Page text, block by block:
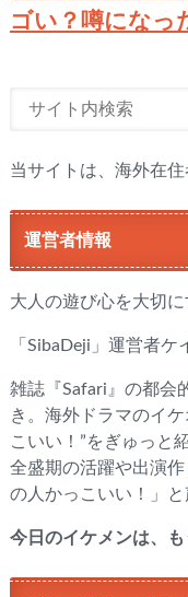
ゴい？噂になっ
当サイトは、海外在
運営者情報
大人の遊び心を大切に
「SibaDeji」運営者ケ
雑誌『Safari』の都会
き。海外ドラマのイ
こいい！”をぎゅっと紹
全盛期の活躍や出演
の人かっこいい！」と
今日のイケメンは、